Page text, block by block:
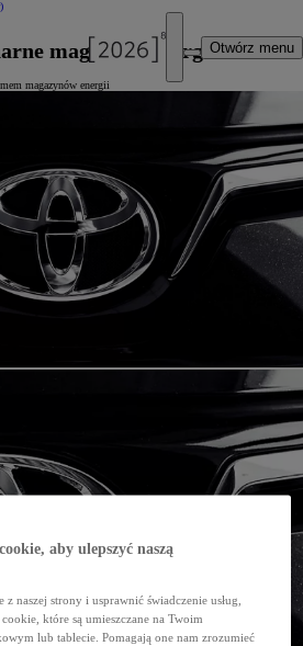
Otwórz menu
magazyny energii
magazynów energii
aby ulepszyć naszą
z naszej strony i usprawnić świadczenie usług,
które są umieszczane na Twoim
lub tablecie. Pomagają one nam zrozumieć